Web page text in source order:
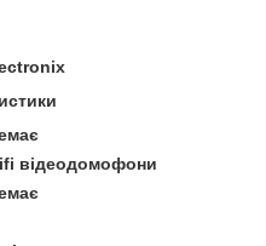
відеодомофони